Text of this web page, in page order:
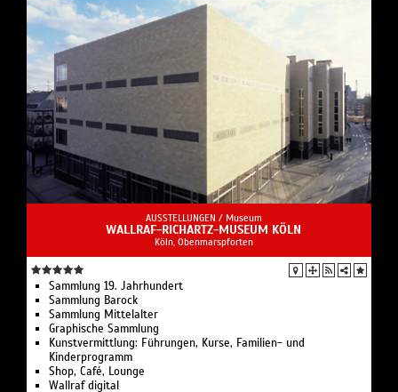
AUSSTELLUNGEN / Museum
WALLRAF-RICHARTZ-MUSEUM KÖLN
Köln, Obenmarspforten
Sammlung 19. Jahrhundert
Sammlung Barock
Sammlung Mittelalter
Graphische Sammlung
Kunstvermittlung: Führungen, Kurse, Familien- und
Kinderprogramm
Shop, Café, Lounge
Wallraf digital